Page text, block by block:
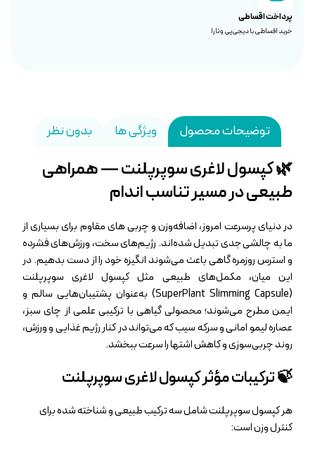
پرداخت اقساطی
خرید اقساطی با دیجی‌پی و تارا
توضیحات محصول ویژگی ها بدون نظر
🌿 کپسول لاغری سوپرپلنت — همراهی
طبیعی در مسیر تناسب اندام
در دنیای پرسرعت امروز، اضافه‌وزن و چربی‌ های مقاوم برای بسیاری از
ما به چالشی جدی تبدیل شده‌اند. رژیم‌های سخت، ورزش‌های فشرده
و استرس روزمره گاهی باعث می‌شوند انگیزه‌ خود را از دست بدهیم. در
این میان، مکمل‌های طبیعی مثل کپسول لاغری سوپرپلنت
(SuperPlant Slimming Capsule) به‌عنوان پشتیبان‌هایی سالم و
ایمن مطرح می‌شوند؛ محصولی گیاهی با ترکیبی علمی از چای سبز،
عصاره لیمو امانی و سرکه سیب که می‌تواند در کنار رژیم غذایی و ورزش،
روند چربی‌سوزی و کاهش اشتها را سرعت ببخشد.
🍃 ترکیبات مؤثر کپسول لاغری سوپرپلنت
هر کپسول سوپرپلنت شامل سه ترکیب طبیعی و شناخته‌ شده برای
کنترل وزن است: